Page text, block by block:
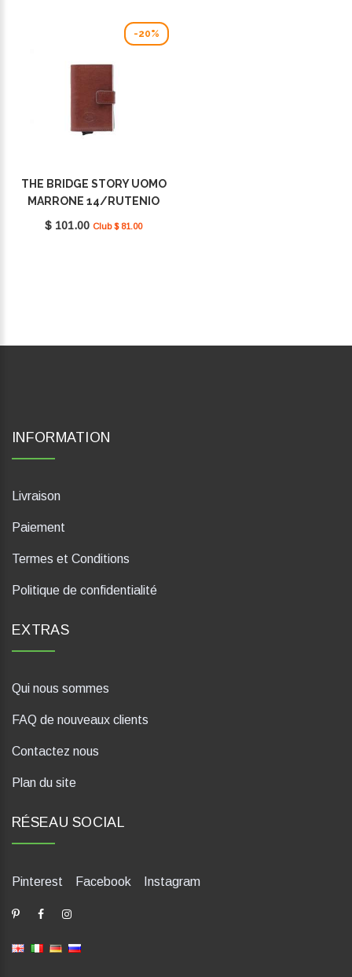
-20%
THE BRIDGE STORY UOMO
MARRONE 14/RUTENIO
PALLADIO 01400201 90
$ 101.00 Club $ 81.00
INFORMATION
Livraison
Paiement
Termes et Conditions
Politique de confidentialité
EXTRAS
Qui nous sommes
FAQ de nouveaux clients
Contactez nous
Plan du site
RÉSEAU SOCIAL
Pinterest Facebook Instagram